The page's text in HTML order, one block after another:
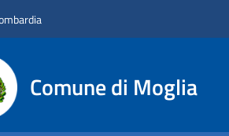
Comune di Moglia